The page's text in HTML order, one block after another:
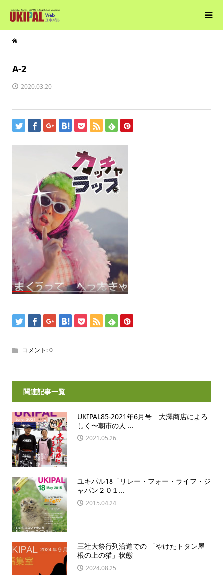
A-2
2020.03.20
コメント:0
関連記事一覧
UKIPAL85-2021年6月号 大澤商店によろ
しく〜朝市の人 ...
2021.05.26
ユキパル18「リレー・フォー・ライフ・ジ
ャパン２０１...
2015.04.24
三社大祭行列沿道での 「やけたトタン屋
根の上の猫」状態
2024.08.25